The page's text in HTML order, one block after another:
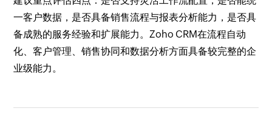
一客户数据，是否具备销售流程与报表分析能力，是否具
备成熟的服务经验和扩展能力。Zoho CRM在流程自动
化、客户管理、销售协同和数据分析方面具备较完整的企
业级能力。